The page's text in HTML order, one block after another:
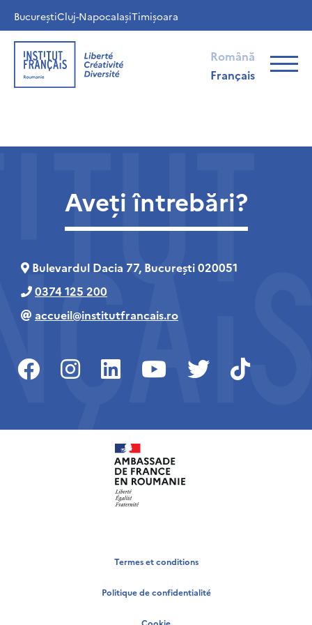
BucureștiCluj-NapocaIașiTimișoara
Română
Français
Aveți întrebări?
Bulevardul Dacia 77, București 020051
0374 125 200
accueil@institutfrancais.ro
Termes et conditions
Politique de confidentialité
Cookie